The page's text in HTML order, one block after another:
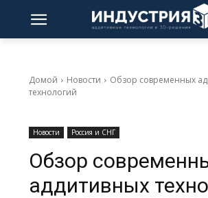
Домой Новости
Обзор современных
технологий
Новости Россия и СНГ
Обзор
аддитивных